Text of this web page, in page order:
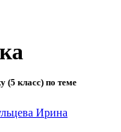
(5 класс) по теме
Ирина